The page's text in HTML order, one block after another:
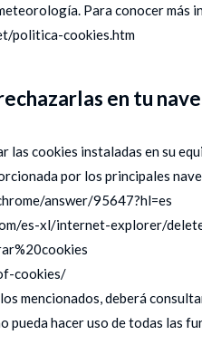
Para conocer más
politica-cookies.htm
en tu
cookies instaladas en su
por los principales
answer/95647?hl=es
es-xl/internet-explorer/
cookies/
mencionados, deberá
pueda hacer uso de todas las